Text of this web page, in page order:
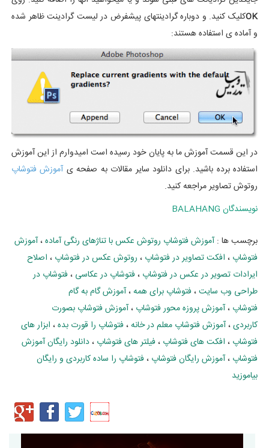
OKکلیک کنید. و دوباره گرادینتهای پیشفرض در لیست گرادینت ظاهر شده
و آماده ی استفاده هستند:
در این قسمت آموزش ما به پایان خود رسیده است امیدوارم از این آموزش
استفاده برده باشید. برای دانلود سایر مقالات به صفحه ی آموزش فتوشاپ
روتوش تصاویر مراجعه کنید.
نويسندگان BALAHANG
برچسب ها :آموزش فتوشاپ روتوش عکس با تناژهای رنگی آماده،آموزش
فتوشاپ ، افکت تصاویر در فتوشاپ ، روتوش عکس در فتوشاپ ، اصلاح
ایرادات تصویر در عکس در فتوشاپ ، فتوشاپ در عکاسی ، فتوشاپ در
طراحی وب سایت، فتوشاپ برای همه،آموزش گام به گام
فتوشاپ ،آموزش پروزه محور فتوشاپ ،آموزش فتوشاپ بصورت
کاربردی،آموزش فتوشاپ معلم در خانه، فتوشاپ را قورت بده، ابزار های
فتوشاپ ، افکت های فتوشاپ ، فیلتر های فتوشاپ ،دانلود رایگان آموزش
فتوشاپ ،آموزش رایگان فتوشاپ ، فتوشاپ را ساده کاربردی و رایگان
بیاموزید